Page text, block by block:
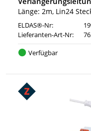
Länge: 2m, Lin24
ELDAS®-Nr:
Lieferanten-Art-Nr:
Verfügbar